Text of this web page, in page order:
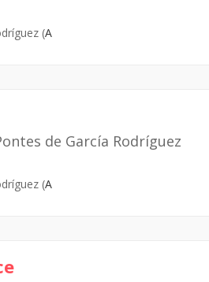
(A
de García Rodríguez
(A